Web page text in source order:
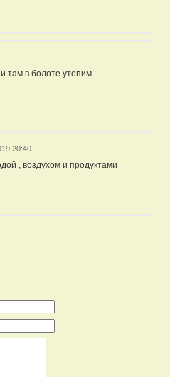
там в болоте утопим
20:40
, воздухом и продуктами